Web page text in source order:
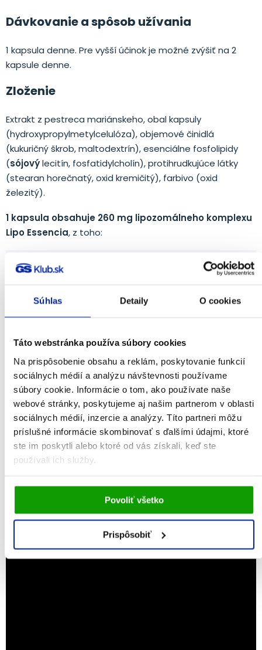
Súhlas Detaily O cookies
Táto webstránka používa súbory cookies
Na prispôsobenie obsahu a reklám, poskytovanie funkcií
sociálnych médií a analýzu návštevnosti používame
súbory cookie. Informácie o tom, ako používate naše
webové stránky, poskytujeme aj našim partnerom v oblasti
sociálnych médií, inzercie a analýzy. Títo partneri môžu
príslušné informácie skombinovať s ďalšími údajmi, ktoré
ste im poskytli alebo ktoré od vás získali, keď ste
používali ich služby.
Vami udelený súhlas bude uchovávaný po dobu jedného
roka. Zmenu nastavení Vami odsúhlasených cookies
môžete upraviť v časti stránkyInformácie o cookies.
Povoliť všetko
Prispôsobiť
Dávkovanie a spôsob užívania
1 kapsula denne. Pre vyšší účinok je možné zvýšiť na 2
kapsule denne.
Zloženie
Extrakt z pestreca mariánskeho, obal kapsuly
(hydroxypropylmetylcelulóza), objemové činidlá
(kukuričný škrob, maltodextrín), esenciálne fosfolipidy
(sójovýlecitín, fosfatidylcholín), protihrudkujúce látky
(stearan horečnatý, oxid kremičitý), farbivo (oxid
železitý).
1 kapsula obsahuje 260 mg lipozomálneho komplexu
Lipo Essencia, z toho:
Výživová zložka
V 2 kapsulách
mariánsky (vo
forme silymarínu
extraktu zo
semien 25 : 1; 80
% flavolignanov,
33 % silibinínu
A/B)
(130 mg) (260 mg)
Esenciálne
fosfolipidy
110 mg 220 mg